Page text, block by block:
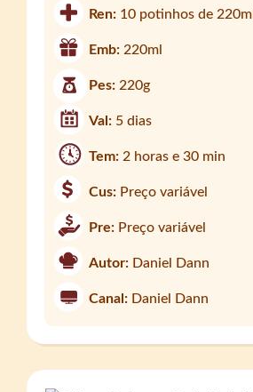
Ren: 10 potinhos de 220ml
Emb: 220ml
Pes: 220g
Val: 5 dias
Tem: 2 horas e 30 min
Cus: Preço variável
Pre: Preço variável
Autor: Daniel Dann
Canal: Daniel Dann